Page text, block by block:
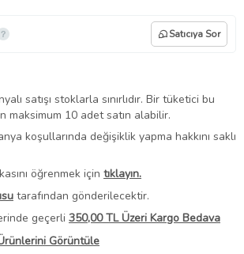
Satıcıya Sor
satışı stoklarla sınırlıdır. Bir tüketici bu
maksimum 10 adet satın alabilir.
koşullarında değişiklik yapma hakkını saklı
öğrenmek için tıklayın.
tarafından gönderilecektir.
geçerli 350,00 TL Üzeri Kargo Bedava
Görüntüle